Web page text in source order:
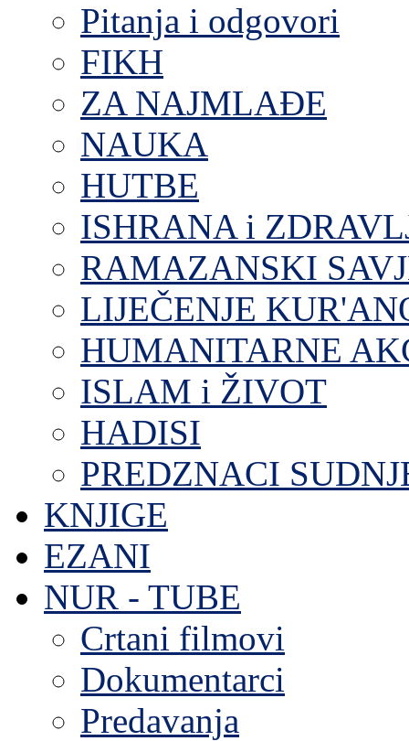
Pitanja i odgovori
FIKH
ZA NAJMLAĐE
NAUKA
HUTBE
ISHRANA i
RAMAZANSKI
LIJEČENJE
HUMANITARNE
ISLAM i ŽIVOT
HADISI
PREDZNACI
KNJIGE
EZANI
NUR - TUBE
Crtani filmovi
Dokumentarci
Predavanja